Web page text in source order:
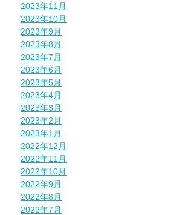
2023年11月
2023年10月
2023年9月
2023年8月
2023年7月
2023年6月
2023年5月
2023年4月
2023年3月
2023年2月
2023年1月
2022年12月
2022年11月
2022年10月
2022年9月
2022年8月
2022年7月